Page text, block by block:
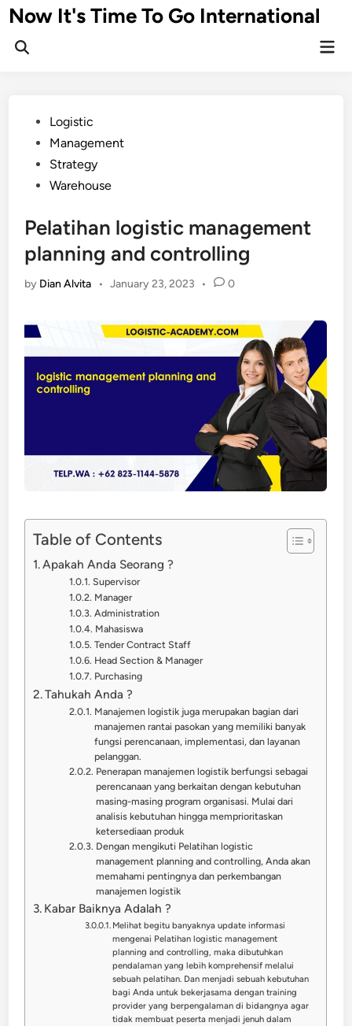
Skip
to
content
Now It's Time To Go International
PostedLogistic
Management
Strategy
Warehouse
Pelatihan logistic management
planning and controlling
by Dian Alvita • January 23, 2023 • 0
Table of Contents
Apakah Anda Seorang ?
Supervisor
Manager
Administration
Mahasiswa
Tender Contract Staff
Head Section & Manager
Purchasing
Tahukah Anda ?
Manajemen logistik juga merupakan bagian dari
manajemen rantai pasokan yang memiliki banyak
fungsi perencanaan, implementasi, dan layanan
pelanggan.
Penerapan manajemen logistik berfungsi sebagai
perencanaan yang berkaitan dengan kebutuhan
masing-masing program organisasi. Mulai dari
analisis kebutuhan hingga memprioritaskan
ketersediaan produk
Dengan mengikuti Pelatihan logistic
management planning and controlling, Anda akan
memahami pentingnya dan perkembangan
manajemen logistik
Kabar Baiknya Adalah ?
Melihat begitu banyaknya update informasi
mengenai Pelatihan logistic management
planning and controlling, maka dibutuhkan
pendalaman yang lebih komprehensif melalui
sebuah pelatihan. Dan menjadi sebuah kebutuhan
bagi Anda untuk bekerjasama dengan training
provider yang berpengalaman di bidangnya agar
tidak membuat peserta menjadi jenuh dalam